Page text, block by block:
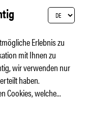
Erlebnis zu
mit Ihnen zu
wir verwenden nur
haben.
Cookies, welche...